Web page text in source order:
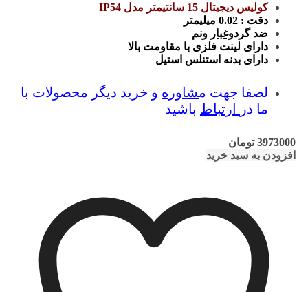
کولیس دیجیتال 15 سانتیمتر مدل IP54
دقت : 0.02 میلیمتر
ضد گردوغبار ونم
دارای لینت فلزی با مقاومت بالا
دارای بدنه استنلس استیل
لصفا جهت مشاوره و خرید دیگر محصولات با
ما در
ارتباط باشید
3973000 تومان
افزودن به سبد خرید